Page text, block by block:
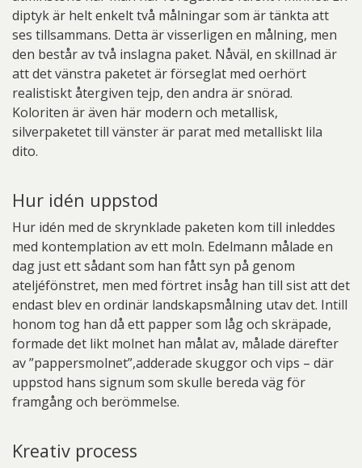
diptyk är helt enkelt två målningar som är tänkta att
ses tillsammans. Detta är visserligen en målning, men
den består av två inslagna paket. Nåväl, en skillnad är
att det vänstra paketet är förseglat med oerhört
realistiskt återgiven tejp, den andra är snörad.
Koloriten är även här modern och metallisk,
silverpaketet till vänster är parat med metalliskt lila
dito.
Hur idén uppstod
Hur idén med de skrynklade paketen kom till inleddes
med kontemplation av ett moln. Edelmann målade en
dag just ett sådant som han fått syn på genom
ateljéfönstret, men med förtret insåg han till sist att det
endast blev en ordinär landskapsmålning utav det. Intill
honom tog han då ett papper som låg och skräpade,
formade det likt molnet han målat av, målade därefter
av ”pappersmolnet”,adderade skuggor och vips – där
uppstod hans signum som skulle bereda väg för
framgång och berömmelse.
Kreativ process